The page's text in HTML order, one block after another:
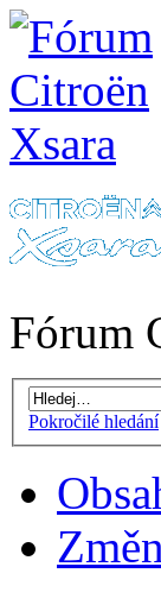
Fórum
Pokročilé hledání